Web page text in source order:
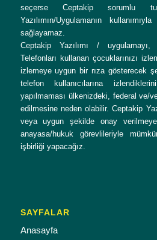
seçerse Ceptakip sorumlu
Yazılımın/Uygulamanın
sağlayamaz.
Ceptakip Yazılımı /
Telefonları kullanan çocuklarınızı
izlemeye uygun bir rıza gösterecek
telefon kullanıcılarına
yapılmaması ülkenizdeki, federal ve/
edilmesine neden olabilir. Ceptakip
veya uygun şekilde onay
anayasa/hukuk görevlileriyle
işbirliği yapacağız.
SAYFALAR
Anasayfa